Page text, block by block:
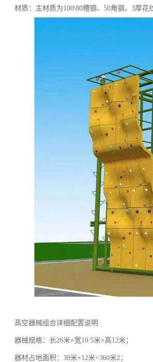
材质：主材质为100\80槽钢、50角钢、3厚
高空器械组合详细配置说明
器械规格：长26米×宽10.5米×高12米；
器材占地面积：30米×12米=360米2；